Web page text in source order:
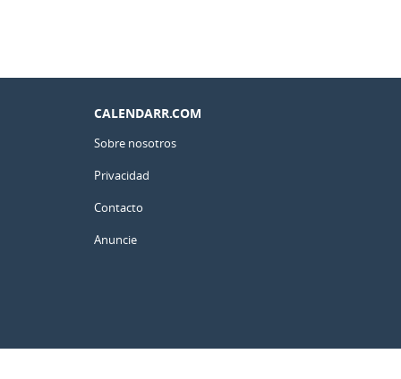
CALENDARR.COM
Sobre nosotros
Privacidad
Contacto
Anuncie